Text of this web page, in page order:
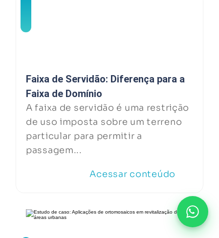
Faixa de Servidão: Diferença para a
Faixa de Domínio
A faixa de servidão é uma restrição
de uso imposta sobre um terreno
particular para permitir a
passagem...
Acessar conteúdo